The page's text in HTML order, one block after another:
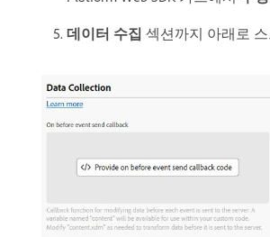
데이터 수집 섹션까지 아래로